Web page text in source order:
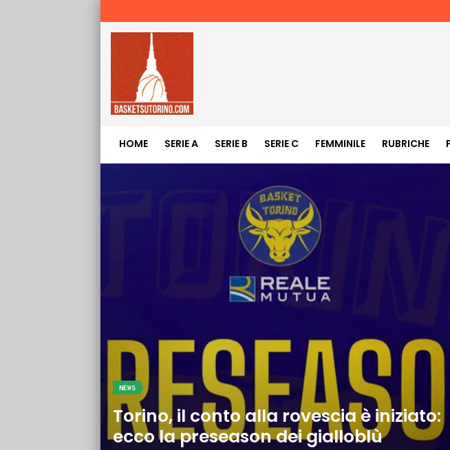
HOME SERIE A SERIE B SERIE C FEMMINILE RUBRICHE
NEWS
Torino, il conto alla rovescia è iniziato:
ecco la preseason dei gialloblù